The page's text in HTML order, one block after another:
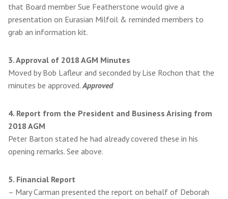
that Board member Sue Featherstone would give a
presentation on Eurasian Milfoil & reminded members to
grab an information kit.
3. Approval of 2018 AGM Minutes
Moved by Bob Lafleur and seconded by Lise Rochon that the
minutes be approved.Approved
4. Report from the President and Business Arising from
2018 AGM
Peter Barton stated he had already covered these in his
opening remarks. See above.
5. Financial Report
– Mary Carman presented the report on behalf of Deborah